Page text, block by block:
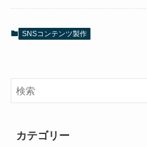
SNSコンテンツ製作
カテゴリー